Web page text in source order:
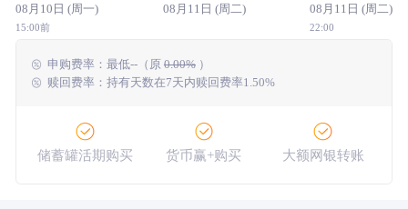
今年以来 1776/4991
成立以来 9.27%
08月10日 (周一)
15:00前
08月11日 (周二) 08月11日 (周二)
22:00
申购费率： 最低--（原 0.00%）
赎回费率：持有天数在7天内赎回费率1.50%
储蓄罐活期购买 货币赢+购买 大额网银转账